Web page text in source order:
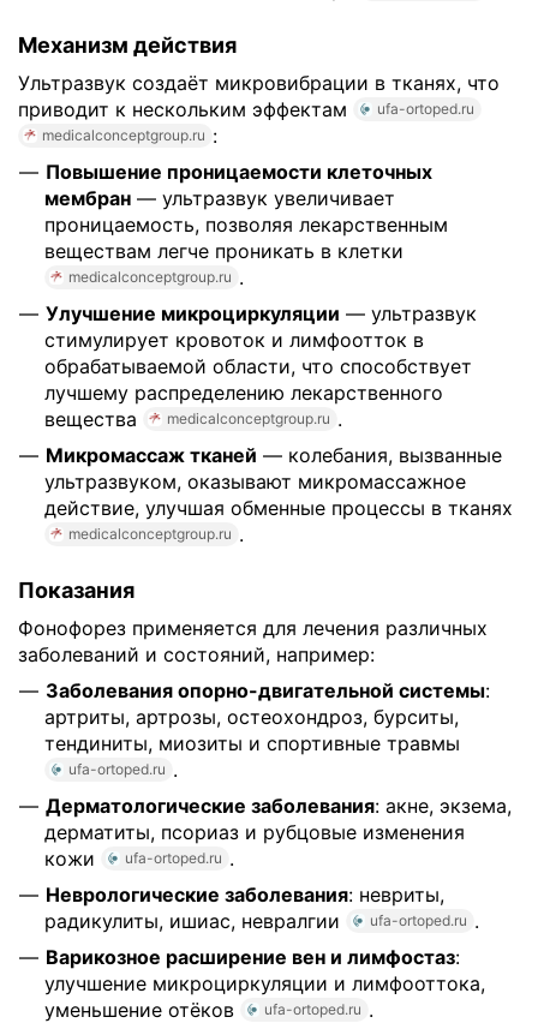
Механизм действия
Ультразвук создаёт микровибрации в тканях, что
приводит к нескольким эффектам
ufa-ortoped.ru
medicalconceptgroup.ru :
Повышение проницаемости клеточных
мембран — ультразвук увеличивает
проницаемость, позволяя лекарственным
веществам легче проникать в клетки
medicalconceptgroup.ru .
Улучшение микроциркуляции — ультразвук
стимулирует кровоток и лимфоотток в
обрабатываемой области, что способствует
лучшему распределению лекарственного
вещества
medicalconceptgroup.ru .
Микромассаж тканей — колебания, вызванные
ультразвуком, оказывают микромассажное
действие, улучшая обменные процессы в тканях
medicalconceptgroup.ru .
Показания
Фонофорез применяется для лечения различных
заболеваний и состояний, например:
Заболевания опорно-двигательной системы:
артриты, артрозы, остеохондроз, бурситы,
тендиниты, миозиты и спортивные травмы
ufa-ortoped.ru .
Дерматологические заболевания: акне, экзема,
дерматиты, псориаз и рубцовые изменения
кожи
ufa-ortoped.ru .
Неврологические заболевания: невриты,
радикулиты, ишиас, невралгии
ufa-ortoped.ru .
Варикозное расширение вен и лимфостаз:
улучшение микроциркуляции и лимфооттока,
уменьшение отёков
ufa-ortoped.ru .